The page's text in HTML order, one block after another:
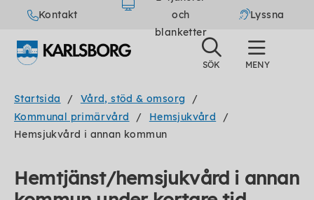
Kontakt
och
blanketter
Lyssna
Startsida
Vård, stöd & omsorg
Kommunal primärvård
Hemsjukvård
Hemsjukvård i annan kommun
Hemtjänst/hemsjukvård i annan